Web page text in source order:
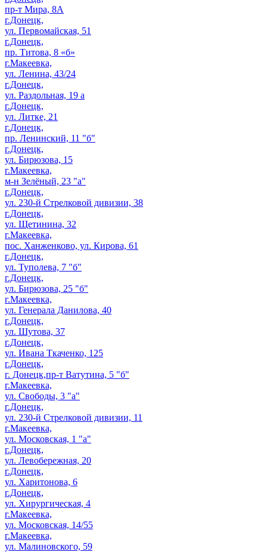
пр-т Мира, 8А
г.Донецк,
ул. Первомайская, 51
г.Донецк,
пр. Титова, 8 «б»
г.Макеевка,
ул. Ленина, 43/24
г.Донецк,
ул. Раздольная, 19 а
г.Донецк,
ул. Литке, 21
г.Донецк,
пр. Ленинский, 11 "б"
г.Донецк,
ул. Бирюзова, 15
г.Макеевка,
м-н Зелёный, 23 "а"
г.Донецк,
ул. 230-й Стрелковой дивизии, 38
г.Донецк,
ул. Щетинина, 32
г.Макеевка,
пос. Ханженково, ул. Кирова, 61
г.Донецк,
ул. Туполева, 7 "б"
г.Донецк,
ул. Бирюзова, 25 "б"
г.Макеевка,
ул. Генерала Данилова, 40
г.Донецк,
ул. Шутова, 37
г.Донецк,
ул. Ивана Ткаченко, 125
г.Донецк,
г. Донецк,пр-т Ватутина, 5 "б"
г.Макеевка,
ул. Свободы, 3 "а"
г.Донецк,
ул. 230-й Стрелковой дивизии, 11
г.Макеевка,
ул. Московская, 1 "а"
г.Донецк,
ул. Левобережная, 20
г.Донецк,
ул. Харитонова, 6
г.Донецк,
ул. Хирургическая, 4
г.Макеевка,
ул. Московская, 14/55
г.Макеевка,
ул. Малиновского, 59